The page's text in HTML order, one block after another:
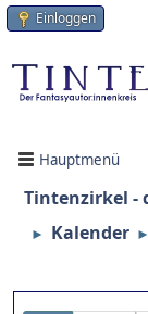
Einloggen
Hauptmenü
Tintenzirkel -
► Kalender ►